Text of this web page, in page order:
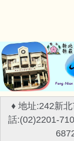
要
內
容
區
♦ 地址:242新
話:(02)2201-